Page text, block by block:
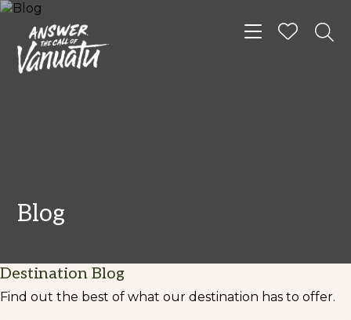
Toggle
Blog
Destination Blog
Find out the best of what our destination has to offer.